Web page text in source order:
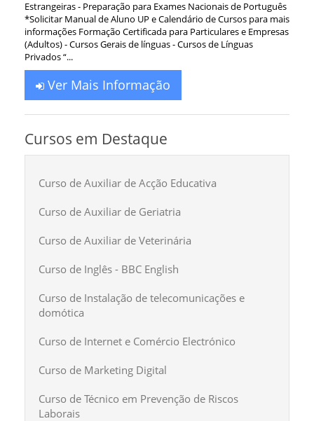
Estrangeiras - Preparação para Exames Nacionais de Português
*Solicitar Manual de Aluno UP e Calendário de Cursos para mais
informações Formação Certificada para Particulares e Empresas
(Adultos) - Cursos Gerais de línguas - Cursos de Línguas
Privados “...
Ver Mais Informação
Cursos em Destaque
Curso de Auxiliar de Acção Educativa
Curso de Auxiliar de Geriatria
Curso de Auxiliar de Veterinária
Curso de Inglês - BBC English
Curso de Instalação de telecomunicações e
domótica
Curso de Internet e Comércio Electrónico
Curso de Marketing Digital
Curso de Técnico em Prevenção de Riscos
Laborais